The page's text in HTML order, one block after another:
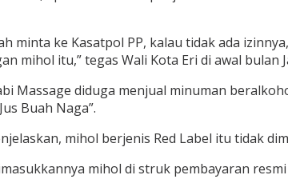
minta ke Kasatpol PP, kalau tidak ada
mihol itu,” tegas Wali Kota Eri di awal bulan
Massage diduga menjual minuman
Buah Naga”.
mihol berjenis Red Label itu tidak
mihol di struk pembayaran